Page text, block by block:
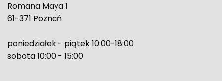
Romana Maya 1
61-371 Poznań
poniedziałek - piątek 10:00-18:00
sobota 10:00 - 15:00